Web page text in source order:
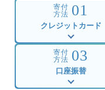
寄付
方法 01
クレジットカード
寄付
方法 03
口座振替